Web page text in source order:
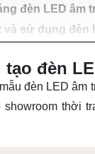
đèn LED âm
sử dụng đèn
đèn
đèn LED âm
thời